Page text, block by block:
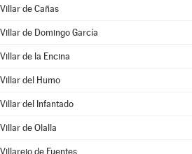
Villar de Cañas
Villar de Domingo García
Villar de la Encina
Villar del Humo
Villar del Infantado
Villar de Olalla
Villarejo de Fuentes